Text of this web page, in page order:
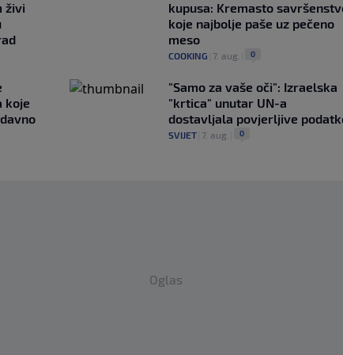
živi
kupusa: Kremasto
koje najbolje paše uz pečeno
meso
COOKING 7. aug. 0
koje
"Samo za vaše oči": Izraelska
"krtica" unutar UN-a
dostavljala povjerljive
SVIJET| 7. aug. 0
Oglas